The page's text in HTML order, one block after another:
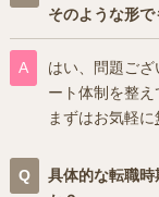
そのような形で
はい、問題ご
ート体制を整え
まずはお気軽に
具体的な転職